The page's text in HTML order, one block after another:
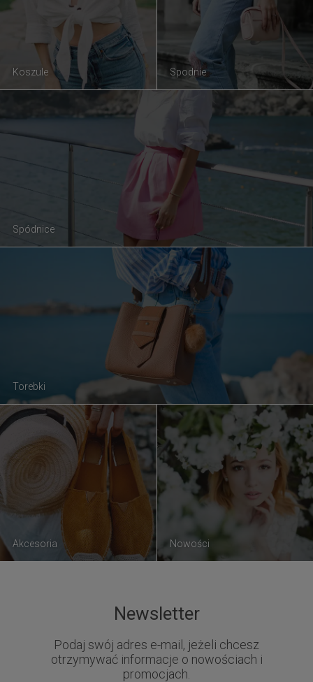
Spódnice
Koszule Spodnie
Torebki
Akcesoria Nowości
Newsletter
Podaj swój adres e-mail, jeżeli chcesz
otrzymywać informacje o nowościach i
promocjach.